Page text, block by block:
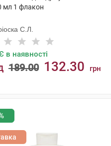
мл 1 флакон
С.Л.
в наявності
189.00 132.30 грн